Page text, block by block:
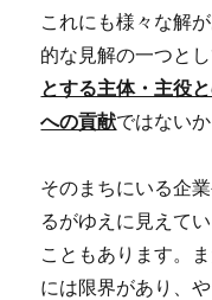
これにも様々な解
的な見解の一つと
とする主体・主役
への貢献ではない
そのまちにいる企
るがゆえに見えて
こともあります。
には限界があり、